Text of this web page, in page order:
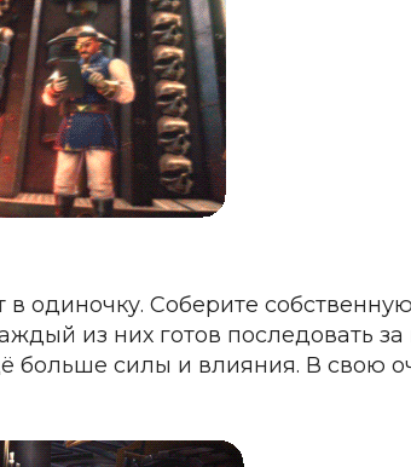
одиночку. Соберите
из них готов последовать
больше силы и влияния. В свою